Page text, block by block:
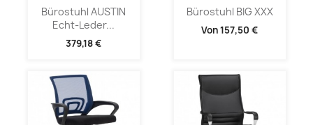
Bürostuhl AUSTIN
Echt-Leder...
379,18 €
Bürostuhl BIG XXX
Von157,50 €